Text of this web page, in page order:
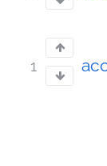
1